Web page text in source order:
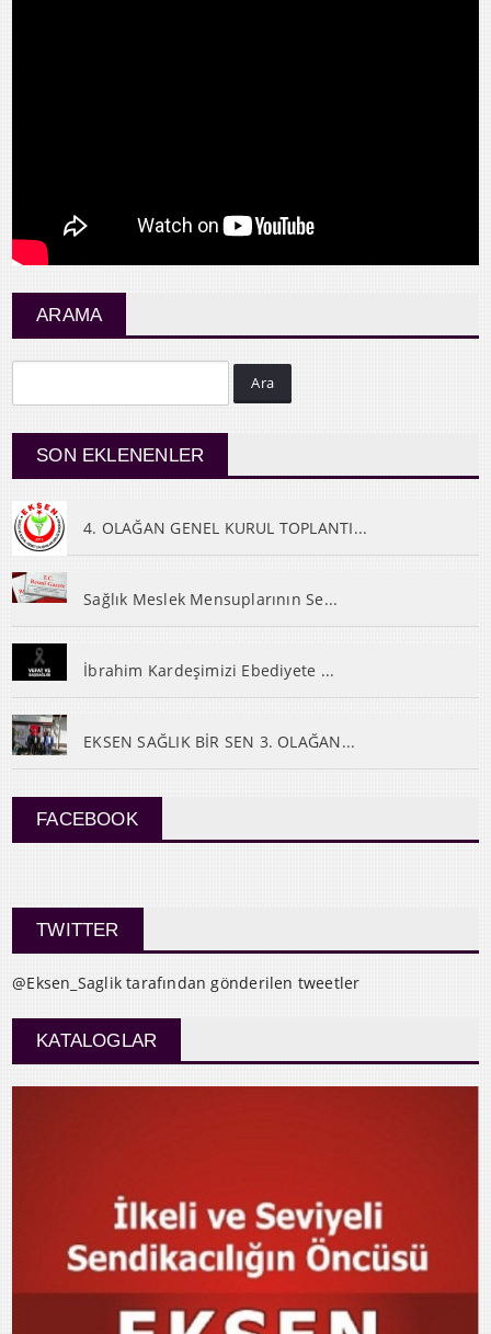
ARAMA
Ara
SON EKLENENLER
4. OLAĞAN GENEL KURUL TOPLANTI...
Sağlık Meslek Mensuplarının Se...
İbrahim Kardeşimizi Ebediyete ...
EKSEN SAĞLIK BİR SEN 3. OLAĞAN...
FACEBOOK
TWITTER
@Eksen_Saglik tarafından gönderilen tweetler
KATALOGLAR